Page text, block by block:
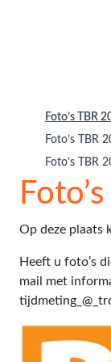
Foto’s TBR
Foto’s TBR
Foto’s TBR
Op deze plaats
Heeft u foto’s
mail met